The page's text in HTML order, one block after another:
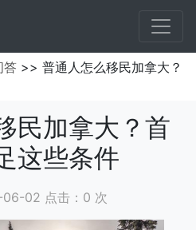
答 >> 普通人怎么移民加拿大？
民加拿大？首
这些条件
02 点击： 0 次